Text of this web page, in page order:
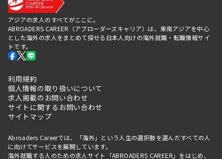
アジアの求人のすべてがここに。
ABROADERS CAREER（アブローダーズキャリア）は、東南アジアを中心
とした海外の求人をまとめて探せる日本人向けの海外就職・転職情報サイ
トです。
利用規約
個人情報の取り扱いについて
求人掲載のお問い合わせ
サイトに関するお問い合わせ
サイトマップ
Abroaders Careerでは、「海外」という人生の選択肢を選んだすべての人
に向けてサービスを展開しています。
海外就職する人のための求人サイト「ABROADERS CAREER」をはじめ、